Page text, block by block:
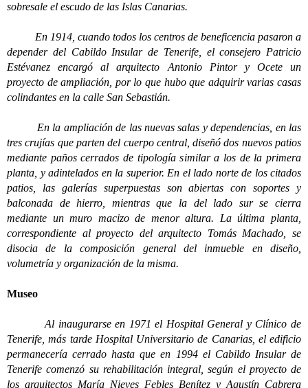
sobresale el escudo de las Islas Canarias.
En 1914, cuando todos los centros de beneficencia pasaron a
depender del Cabildo Insular de Tenerife, el consejero Patricio
Estévanez encargó al arquitecto Antonio Pintor y Ocete un
proyecto de ampliación, por lo que hubo que adquirir varias casas
colindantes en la calle San Sebastián.
En la ampliación de las nuevas salas y dependencias, en las
tres crujías que parten del cuerpo central, diseñó dos nuevos patios
mediante paños cerrados de tipología similar a los de la primera
planta, y adintelados en la superior. En el lado norte de los citados
patios, las galerías superpuestas son abiertas con soportes y
balconada de hierro, mientras que la del lado sur se cierra
mediante un muro macizo de menor altura. La última planta,
correspondiente al proyecto del arquitecto Tomás Machado, se
disocia de la composición general del inmueble en diseño,
volumetría y organización de la misma.
Museo
Al inaugurarse en 1971 el Hospital General y Clínico de
Tenerife, más tarde Hospital Universitario de Canarias, el edificio
permanecería cerrado hasta que en 1994 el Cabildo Insular de
Tenerife comenzó su rehabilitación integral, según el proyecto de
los arquitectos María Nieves Febles Benítez y Agustín Cabrera